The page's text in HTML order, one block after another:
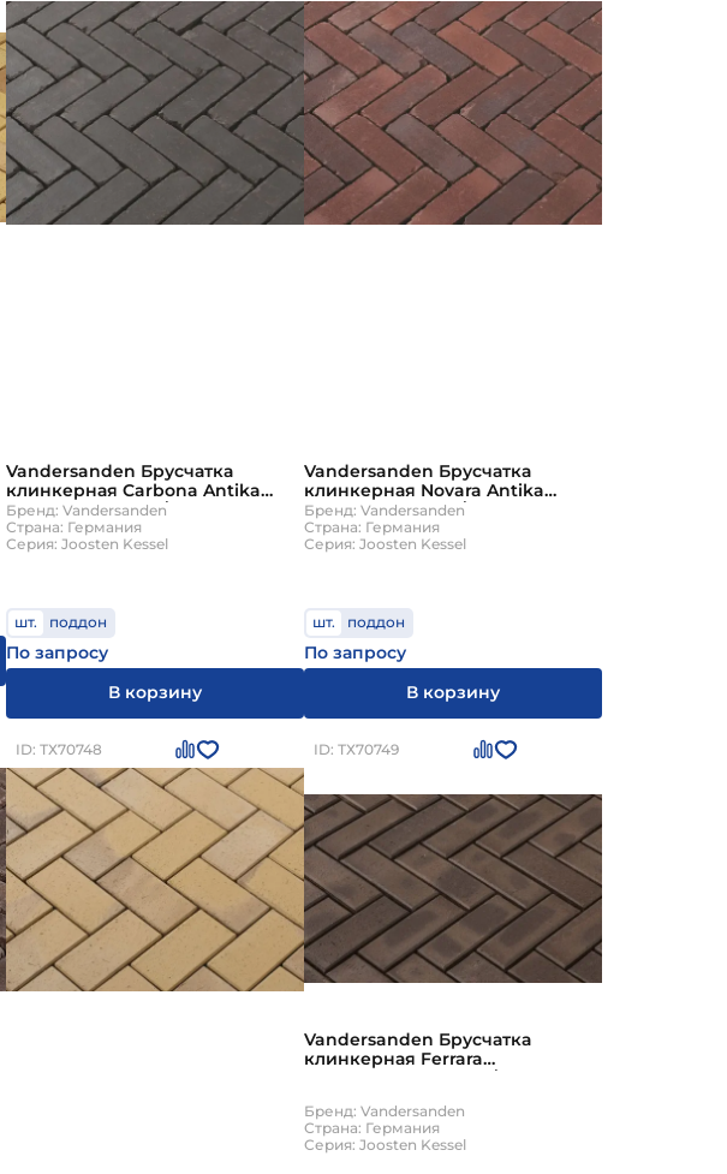
Vandersanden Брусчатка
клинкерная Carbona Antika
204х67х50 900шт/пд
Бренд: Vandersanden
Страна: Германия
Серия: Joosten Kessel
шт. поддон
По запросу
В корзину
Vandersanden Брусчатка
клинкерная Novara Antika
204х67х50 900шт/пд
Бренд: Vandersanden
Страна: Германия
Серия: Joosten Kessel
шт. поддон
По запросу
В корзину
ID: ТХ70748 ID: ТХ70749
Vandersanden Брусчатка
клинкерная Ferrara
200х100х45мм 630шт/пд
Бренд: Vandersanden
Страна: Германия
Серия: Joosten Kessel